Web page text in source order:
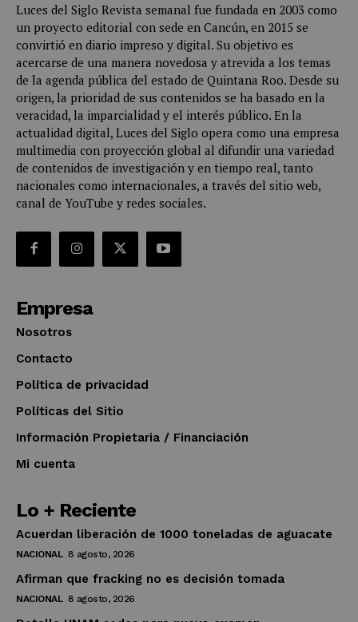
Luces del Siglo Revista semanal fue fundada en 2003 como
un proyecto editorial con sede en Cancún, en 2015 se
convirtió en diario impreso y digital. Su objetivo es
acercarse de una manera novedosa y atrevida a los temas
de la agenda pública del estado de Quintana Roo. Desde su
origen, la prioridad de sus contenidos se ha basado en la
veracidad, la imparcialidad y el interés público. En la
actualidad digital, Luces del Siglo opera como una empresa
multimedia con proyección global al difundir una variedad
de contenidos de investigación y en tiempo real, tanto
nacionales como internacionales, a través del sitio web,
canal de YouTube y redes sociales.
Empresa
Nosotros
Contacto
Política de privacidad
Políticas del Sitio
Información Propietaria / Financiación
Mi cuenta
Lo + Reciente
Acuerdan liberación de 1000 toneladas de aguacate
NACIONAL 8 agosto, 2026
Afirman que fracking no es decisión tomada
NACIONAL 8 agosto, 2026